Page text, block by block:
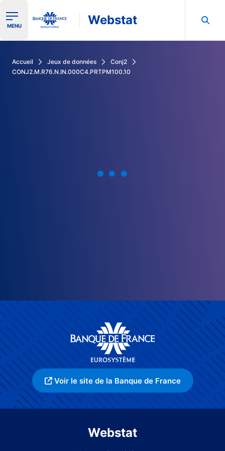
Ouvrir le menu de navigation
MENU Webstat
Accueil Jeux de données
Conj2
CONJ2.M.R76.N.IN.000C4.PRTPM100.10
Voir le site de la Banque de France
Webstat